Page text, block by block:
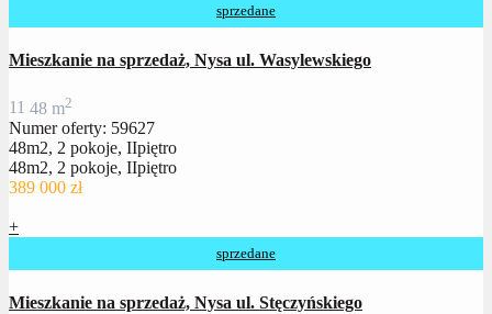
sprzedane
Mieszkanie na sprzedaż, Nysa ul. Wasylewskiego
11 48 m2
Numer oferty: 59627
48m2, 2 pokoje, IIpiętro
48m2, 2 pokoje, IIpiętro
389 000 zł
+
sprzedane
Mieszkanie na sprzedaż, Nysa ul. Stęczyńskiego